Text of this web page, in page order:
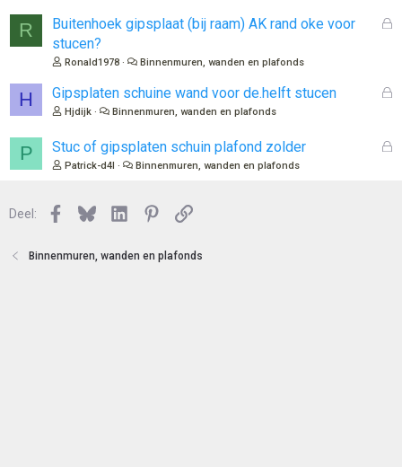
n
R
G
o
Buitenhoek gipsplaat (bij raam) AK rand oke voor
stucen?
Ronald1978 Binnenmuren, wanden en plafonds
H
G
Gipsplaten schuine wand voor de.helft stucen
Hjdijk Binnenmuren, wanden en plafonds
P
G
Stuc of gipsplaten schuin plafond zolder
Patrick-d4l Binnenmuren, wanden en plafonds
Deel: Facebook
BlueskyLinkedInPinterest
Link
Binnenmuren, wanden en plafonds